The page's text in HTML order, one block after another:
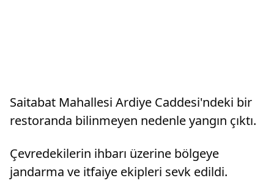
Saitabat Mahallesi Ardiye Caddesi'ndeki bir
restoranda bilinmeyen nedenle yangın çıktı.
Çevredekilerin ihbarı üzerine bölgeye
jandarma ve itfaiye ekipleri sevk edildi.